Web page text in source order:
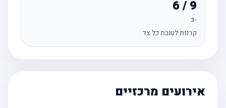
קרנות לטובת כל צד
אירועים מרכזיים